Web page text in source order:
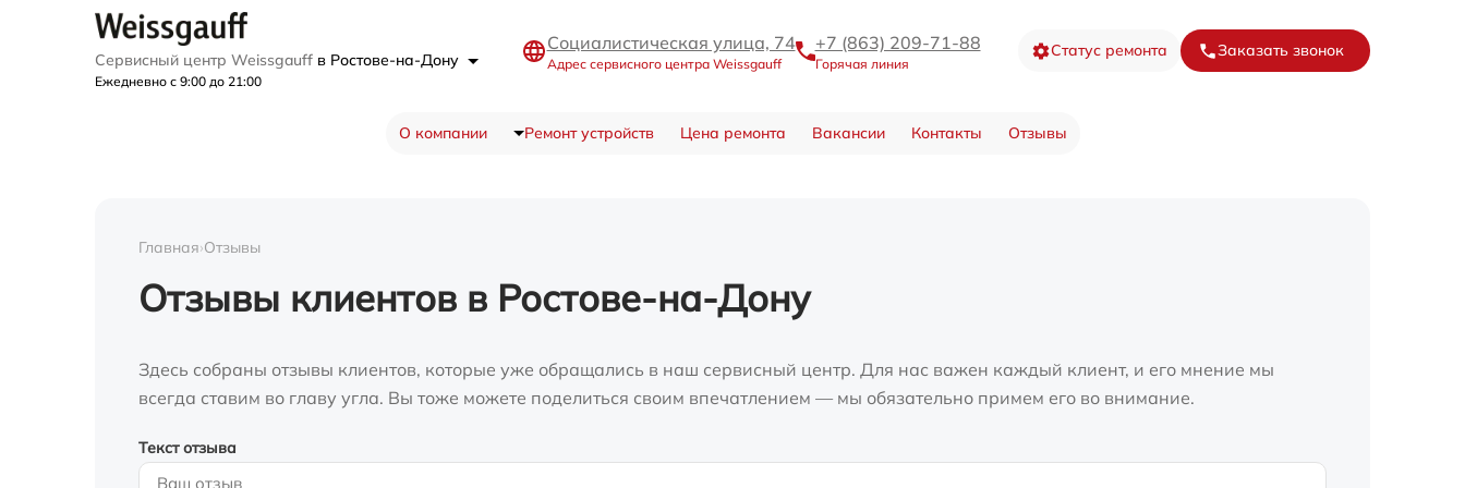
Сервисный центр Weissgauff в Ростове-на-Дону
Ежедневно с 9:00 до 21:00
Социалистическая улица, 74
Адрес сервисного центра Weissgauff
+7 (863) 209-71-88
Горячая линия
Статус ремонта Заказать звонок
О компании Ремонт устройств Цена ремонта Вакансии Контакты Отзывы
Главная›Отзывы
Отзывы клиентов в Ростове-на-Дону
Здесь собраны отзывы клиентов, которые уже обращались в наш сервисный центр. Для нас важен каждый клиент, и его мнение мы
всегда ставим во главу угла. Вы тоже можете поделиться своим впечатлением — мы обязательно примем его во внимание.
Текст отзыва